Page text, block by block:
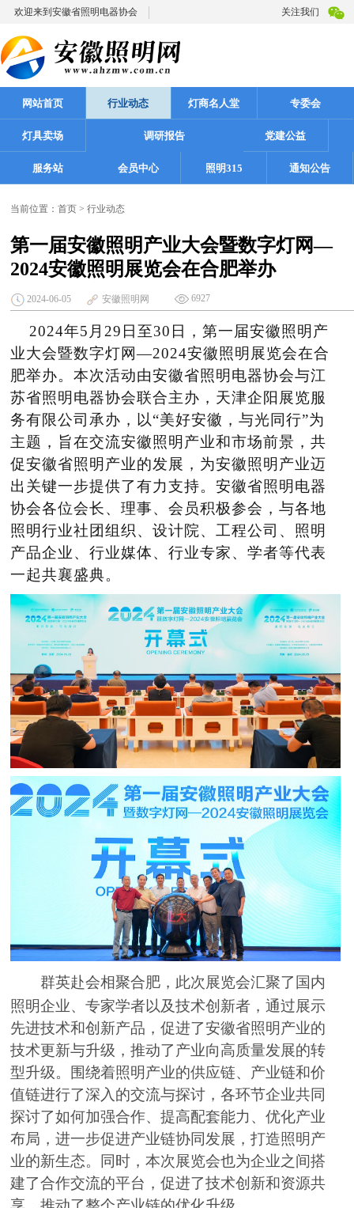
欢迎来到安徽省照明电器协会 关注我们
网站首页 行业动态 灯商名人堂 专委会
灯具卖场 调研报告 党建公益
服务站 会员中心 照明315 通知公告
当前位置：首页 >行业动态
第一届安徽照明产业大会暨数字灯网—
2024安徽照明展览会在合肥举办
2024-06-05 安徽照明网 6927
2024年5月29日至30日，第一届安徽照明产
业大会暨数字灯网—2024安徽照明展览会在合
肥举办。本次活动由安徽省照明电器协会与江
苏省照明电器协会联合主办，天津企阳展览服
务有限公司承办，以“美好安徽，与光同行”为
主题，旨在交流安徽照明产业和市场前景，共
促安徽省照明产业的发展，为安徽照明产业迈
出关键一步提供了有力支持。安徽省照明电器
协会各位会长、理事、会员积极参会，与各地
照明行业社团组织、设计院、工程公司、照明
产品企业、行业媒体、行业专家、学者等代表
一起共襄盛典。
群英赴会相聚合肥，此次展览会汇聚了国内
照明企业、专家学者以及技术创新者，通过展示
先进技术和创新产品，促进了安徽省照明产业的
技术更新与升级，推动了产业向高质量发展的转
型升级。围绕着照明产业的供应链、产业链和价
值链进行了深入的交流与探讨，各环节企业共同
探讨了如何加强合作、提高配套能力、优化产业
布局，进一步促进产业链协同发展，打造照明产
业的新生态。同时，本次展览会也为企业之间搭
建了合作交流的平台，促进了技术创新和资源共